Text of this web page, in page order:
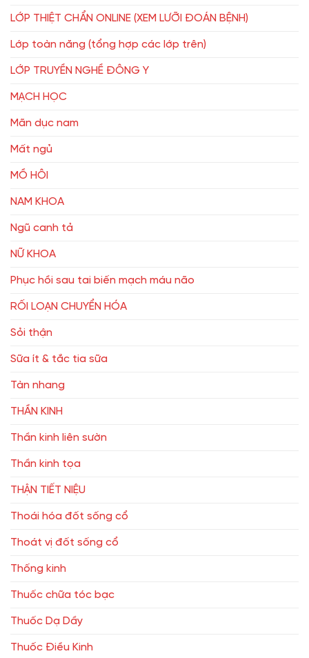
LỚP THIỆT CHẨN ONLINE (XEM LƯỠI ĐOÁN BỆNH)
Lớp toàn năng (tổng hợp các lớp trên)
LỚP TRUYỀN NGHỀ ĐÔNG Y
MẠCH HỌC
Mãn dục nam
Mất ngủ
MỒ HÔI
NAM KHOA
Ngũ canh tả
NỮ KHOA
Phục hồi sau tai biến mạch máu não
RỐI LOẠN CHUYỂN HÓA
Sỏi thận
Sữa ít & tắc tia sữa
Tàn nhang
THẦN KINH
Thần kinh liên sườn
Thần kinh tọa
THẬN TIẾT NIỆU
Thoái hóa đốt sống cổ
Thoát vị đốt sống cổ
Thống kinh
Thuốc chữa tóc bạc
Thuốc Dạ Dầy
Thuốc Điều Kinh